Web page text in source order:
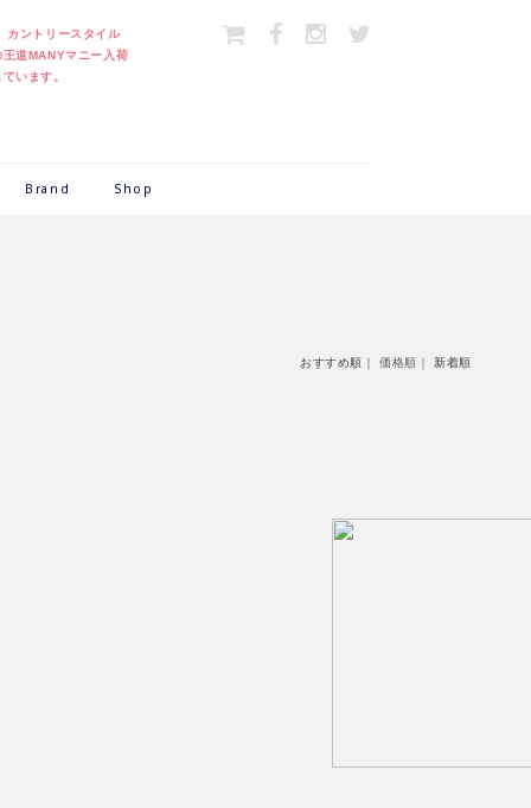
カントリースタイル
王道MANYマニー入荷
ています。
Brand Shop
おすすめ順 ｜価格順 ｜新着順